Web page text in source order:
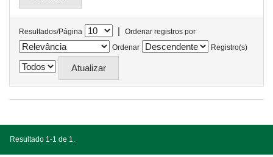
Resultados/Página |
Ordenar registros por
Ordenar
Registro(s)
Resultado 1-1 de 1.